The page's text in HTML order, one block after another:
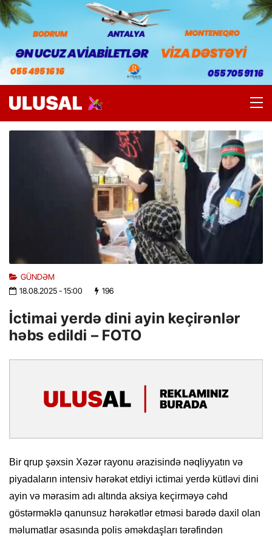
GÜNDƏM
18.08.2025- 15:00 196
İctimai yerdə dini ayin keçirənlər
həbs edildi – FOTO
Bir qrup şəxsin Xəzər rayonu ərazisində nəqliyyatın və
piyadaların intensiv hərəkət etdiyi ictimai yerdə kütləvi dini
ayin və mərasim adı altında aksiya keçirməyə cəhd
göstərməklə qanunsuz hərəkətlər etməsi barədə daxil olan
məlumatlar əsasında polis əməkdaşları tərəfindən